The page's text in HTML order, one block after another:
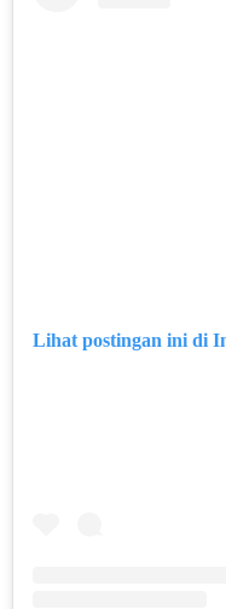
Lihat postingan ini di